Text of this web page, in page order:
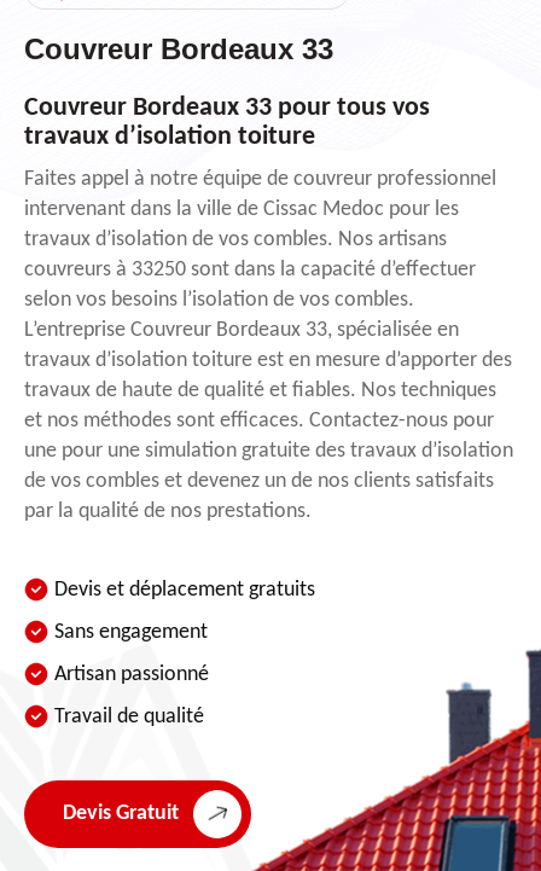
Couvreur Bordeaux 33
Couvreur Bordeaux 33 pour tous vos
travaux d’isolation toiture
Faites appel à notre équipe de couvreur professionnel
intervenant dans la ville de Cissac Medoc pour les
travaux d’isolation de vos combles. Nos artisans
couvreurs à 33250 sont dans la capacité d’effectuer
selon vos besoins l’isolation de vos combles.
L’entreprise Couvreur Bordeaux 33, spécialisée en
travaux d’isolation toiture est en mesure d’apporter des
travaux de haute de qualité et fiables. Nos techniques
et nos méthodes sont efficaces. Contactez-nous pour
une pour une simulation gratuite des travaux d’isolation
de vos combles et devenez un de nos clients satisfaits
par la qualité de nos prestations.
Devis et déplacement gratuits
Sans engagement
Artisan passionné
Travail de qualité
Devis Gratuit